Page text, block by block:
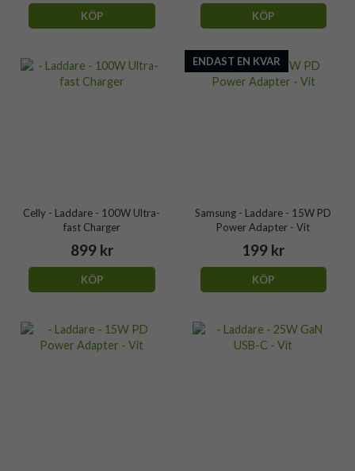
KÖP KÖP
Celly - Laddare - 100W Ultra-
fast Charger
899 kr
KÖP
ENDAST EN KVAR
Samsung - Laddare - 15W PD
Power Adapter - Vit
199 kr
KÖP